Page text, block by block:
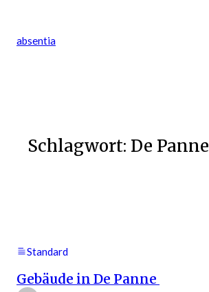
springen
absentia
Schlagwort: De Panne
Standard
Gebäude in De Panne